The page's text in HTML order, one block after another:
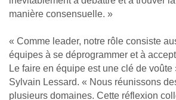
manière consensuelle. »
« Comme leader, notre rôle consiste
équipes à se déprogrammer et à
Le faire en équipe est une clé de voûte
Sylvain Lessard. « Nous réunissons
plusieurs domaines. Cette réflexion